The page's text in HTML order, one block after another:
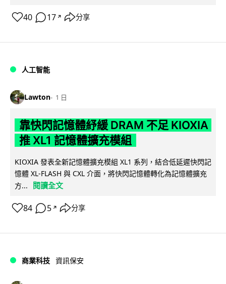
40 17 ↗ 分享
人工智能
Lawton 1 日
靠快閃記憶體紓緩 DRAM 不足 KIOXIA
推 XL1 記憶體擴充模組
KIOXIA 發表全新記憶體擴充模組 XL1 系列，結合低延遲快閃記
憶體 XL-FLASH 與 CXL 介面，將快閃記憶體轉化為記憶體擴充
方...
閱讀全文
84 5 ↗ 分享
商業科技 資訊保安